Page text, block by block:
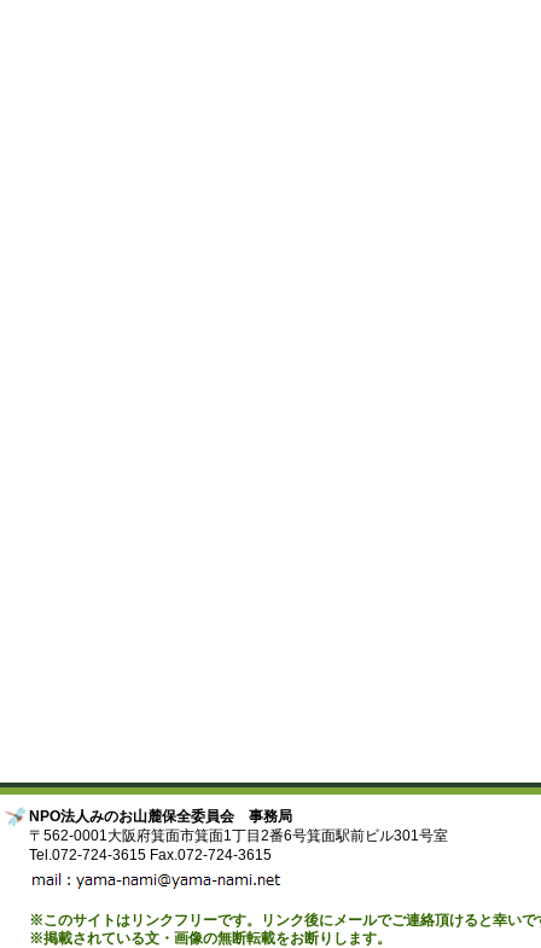
NPO法人みのお山麓保全委員会 事務局
〒562-0001大阪府箕面市箕面1丁目2番6号箕面駅前ビル301号室
Tel.072-724-3615 Fax.072-724-3615
※このサイトはリンクフリーです。リンク後にメールでご連絡頂けると幸いで
※掲載されている文・画像の無断転載をお断りします。